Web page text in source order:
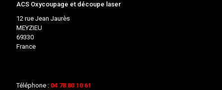
ACS Oxycoupage et découpe laser
12 rue Jean Jaurès
MEYZIEU
69330
France
Téléphone : 04 78 80 10 61